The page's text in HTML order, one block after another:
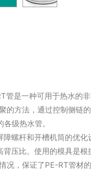
管是一种可用于热水的
的方法，通过控制侧链
级热水管。
螺杆和开槽机筒的优
压比。使用的模具是
，保证了PE-RT管材的